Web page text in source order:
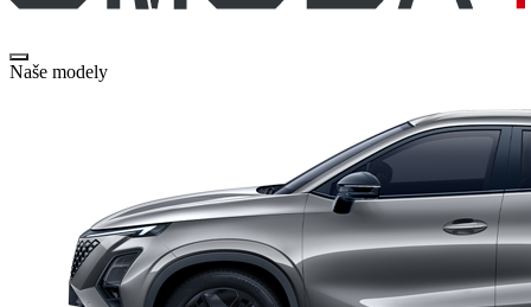
Naše modely